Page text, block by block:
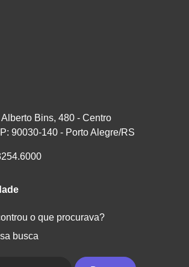
Alberto Bins, 480 - Centro
90030-140 - Porto Alegre/RS
o que procurava?
busca